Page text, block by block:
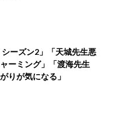
シーズン2」「天城先生悪
ーミング」「渡海先生
りが気になる」